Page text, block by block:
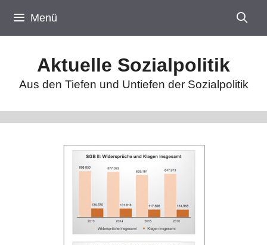
Inhalt
springen
Menü
Aktuelle Sozialpolitik
Aus den Tiefen und Untiefen der Sozialpolitik